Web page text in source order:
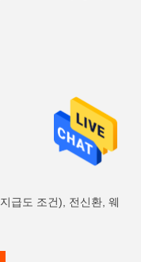
급도 조건), 전신환, 웨